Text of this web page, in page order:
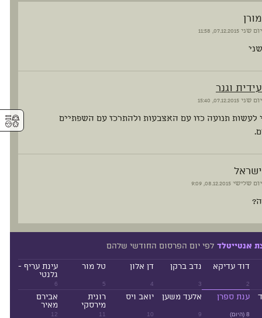
מורן
יום שני
עידית וגנר
יום שני
לעשות תנועה כזו עם האצבעות ולהתרכז עם השפתיים
ישראל
יום שלישי
אנטייטלד לפי יום הפרסום החודשי שלהם
2
דוד עדיקא
3
נדב ברקן
4
דן אלון
5
טל מור
6
עינת עריף -
גלנטי
8 (היום)
ענת ספרן
9
אלעד משען
10
יואב ויס
11
רונית
מירסקי
12
אבירם
מאיר
⚥︎